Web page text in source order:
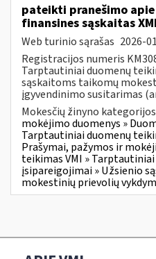
pateikti pranešimo
finansines sąskaitas
Web turinio sąrašas 2026-
Registracijos numeris
Tarptautiniai duomenų
sąskaitoms taikomų
įgyvendinimo susitarimas
Mokesčių žinyno
mokėjimo duomenys »
Tarptautiniai duomenų
Prašymai, pažymos ir
teikimas VMI »
įsipareigojimai » Užsienio
mokestinių prievolių